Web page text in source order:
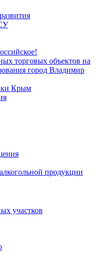
торговых объектов на
город Владимир
Крым
продукции
участков